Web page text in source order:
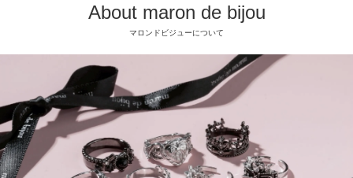
About maron de bijou
マロンドビジューについて